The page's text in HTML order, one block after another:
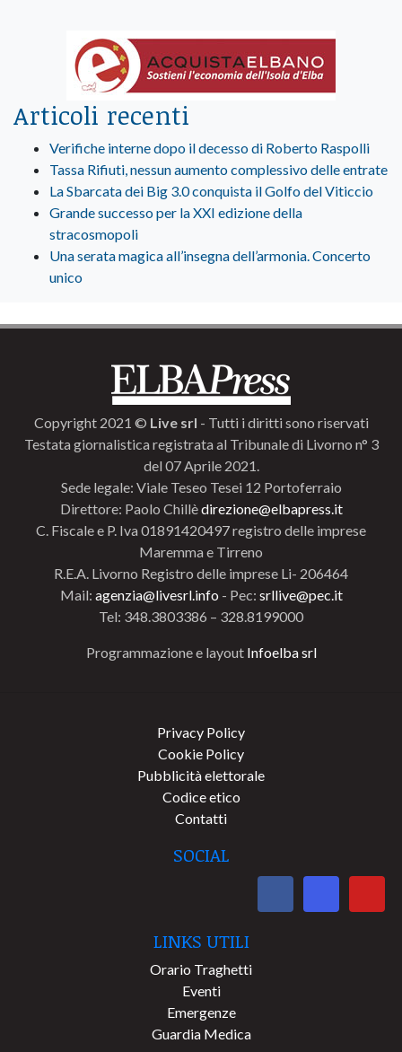
Articoli recenti
Verifiche interne dopo il decesso di Roberto Raspolli
Tassa Rifiuti, nessun aumento complessivo delle entrate
La Sbarcata dei Big 3.0 conquista il Golfo del Viticcio
Grande successo per la XXI edizione della
stracosmopoli
Una serata magica all’insegna dell’armonia. Concerto
unico
Copyright 2021 © Live srl - Tutti i diritti sono riservati
Testata giornalistica registrata al Tribunale di Livorno n° 3
del 07 Aprile 2021.
Sede legale: Viale Teseo Tesei 12 Portoferraio
Direttore: Paolo Chillèdirezione@elbapress.it
C. Fiscale e P. Iva 01891420497 registro delle imprese
Maremma e Tirreno
R.E.A. Livorno Registro delle imprese Li- 206464
Mail: agenzia@livesrl.info - Pec: srllive@pec.it
Tel: 348.3803386 – 328.8199000
Programmazione e layout Infoelba srl
Privacy Policy
Cookie Policy
Pubblicità elettorale
Codice etico
Contatti
SOCIAL
LINKS UTILI
Orario Traghetti
Eventi
Emergenze
Guardia Medica